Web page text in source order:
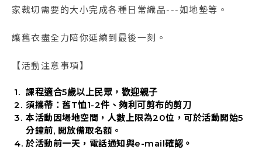
家裁切需要的大小完成各種日常織品---如地墊等。
讓舊衣盡全力陪你延續到最後一刻。
【活動注意事項】
課程適合5歲以上民眾，歡迎親子
須攜帶：舊T恤1-2件、夠利可剪布的剪刀
本活動因場地空間，人數上限為20位，可於活動開始5
分鐘前, 開放備取名額。
於活動前一天，電話通知與e-mail確認。